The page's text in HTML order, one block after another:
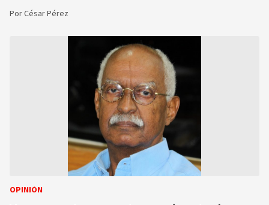
PorCésar Pérez
OPINIÓN